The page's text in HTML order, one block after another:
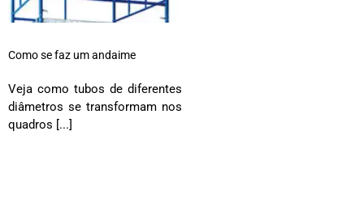
Como se faz um andaime
Veja como tubos de diferentes
diâmetros se transformam nos
quadros [...]